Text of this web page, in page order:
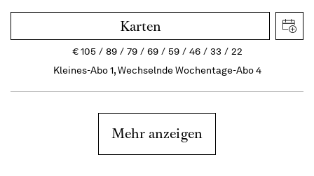
Karten
€105 89 79 69 59 46 33
22
Kleines-Abo 1, Wechselnde Wochentage-Abo 4
Mehr anzeigen